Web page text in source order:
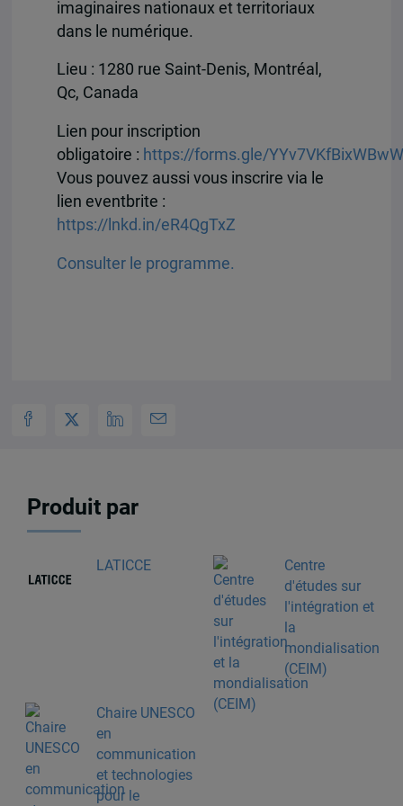
imaginaires nationaux et territoriaux
dans le numérique.
Lieu : 1280 rue Saint-Denis, Montréal,
Qc, Canada
Lien pour inscription
obligatoire : https://forms.gle/
Vous pouvez aussi vous inscrire via le
lien eventbrite :
https://lnkd.in/eR4QgTxZ
Consulter le programme.
Produit par
LATICCE
Centre
d'études sur
l'intégration et
la
mondialisation
(CEIM)
Chaire UNESCO
en
communication
et technologies
pour le